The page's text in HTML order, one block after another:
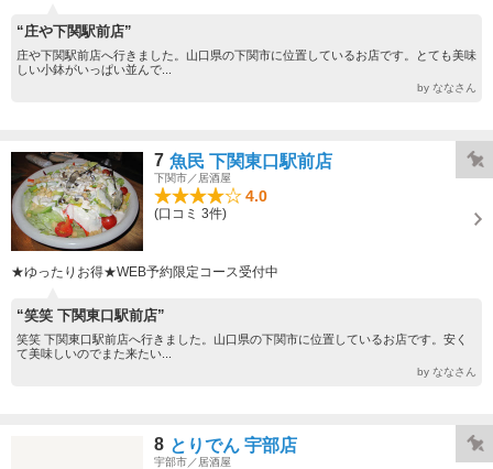
“庄や下関駅前店”
庄や下関駅前店へ行きました。山口県の下関市に位置しているお店です。とても美味
しい小鉢がいっぱい並んで...
by ななさん
7 魚民 下関東口駅前店
下関市／居酒屋
4.0
(口コミ 3件)
★ゆったりお得★WEB予約限定コース受付中
“笑笑 下関東口駅前店”
笑笑 下関東口駅前店へ行きました。山口県の下関市に位置しているお店です。安く
て美味しいのでまた来たい...
by ななさん
8 とりでん 宇部店
宇部市／居酒屋